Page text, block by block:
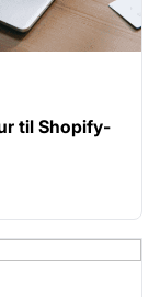
til Shopify-